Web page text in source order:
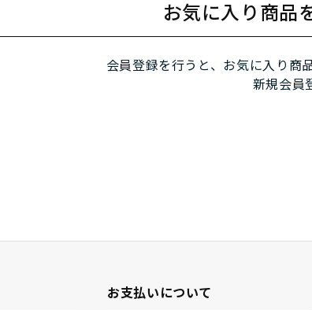
お気に入り商品
会員登録を行うと、お気に入り商
新規会員
お支払いについて